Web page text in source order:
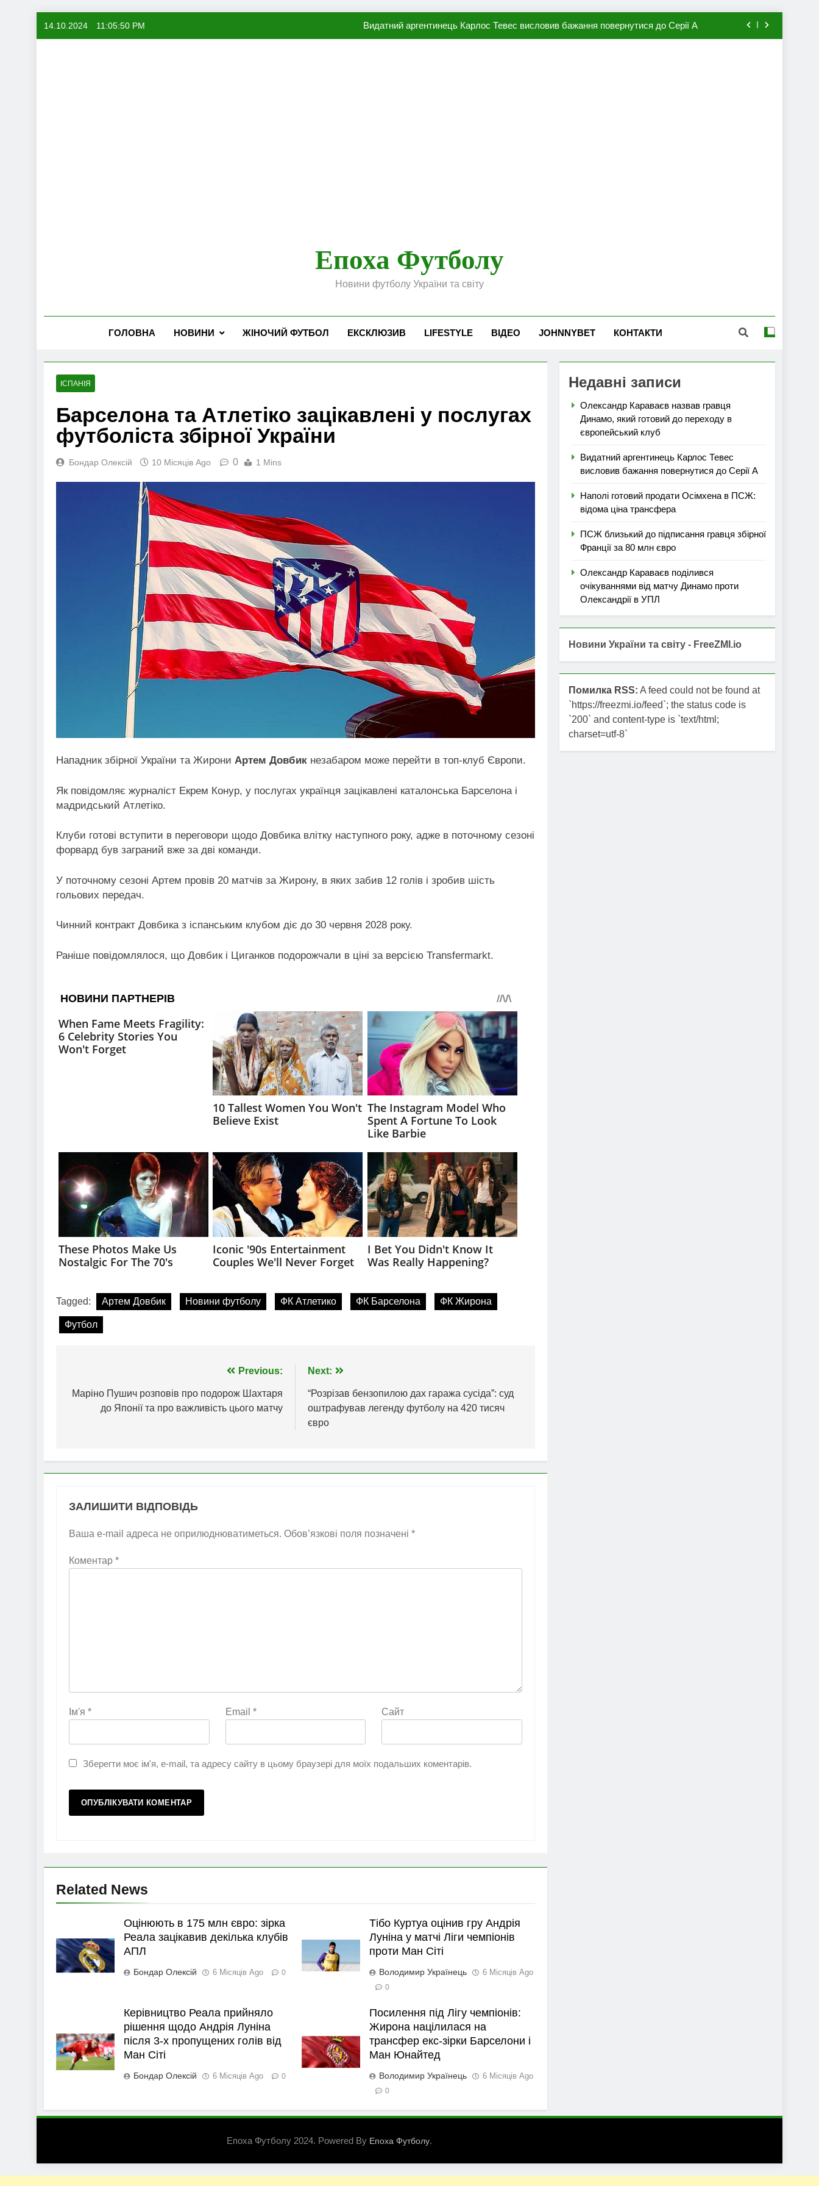
14.10.2024 11:05:51 PM Видатний аргентинець Карлос Тевес висловив бажання повернутися до Серії А
Епоха Футболу
Новини футболу України та світу
ГОЛОВНА НОВИНИ ЖІНОЧИЙ ФУТБОЛ ЕКСКЛЮЗИВ LIFESTYLE ВІДЕО JOHNNYBET КОНТАКТИ
ІСПАНІЯ
Барселона та Атлетіко зацікавлені у послугах
футболіста збірної України
Бондар Олексій 10 Місяців Ago 0 1 Mins
Нападник збірної України та Жирони Артем Довбик незабаром може перейти в топ-клуб Європи.
Як повідомляє журналіст Екрем Конур, у послугах українця зацікавлені каталонська Барселона і
мадридський Атлетіко.
Клуби готові вступити в переговори щодо Довбика влітку наступного року, адже в поточному сезоні
форвард був заграний вже за дві команди.
У поточному сезоні Артем провів 20 матчів за Жирону, в яких забив 12 голів і зробив шість
гольових передач.
Чинний контракт Довбика з іспанським клубом діє до 30 червня 2028 року.
Раніше повідомлялося, що Довбик і Циганков подорожчали в ціні за версією Transfermarkt.
Tagged: Артем Довбик Новини футболу ФК Атлетико ФК Барселона ФК Жирона
Футбол
записів
Previous:
Маріно Пушич розповів про подорож Шахтаря
до Японії та про важливість цього матчу
Next:
“Розрізав бензопилою дах гаража сусіда”: суд
оштрафував легенду футболу на 420 тисяч
євро
ЗАЛИШИТИ ВІДПОВІДЬ
Ваша e-mail адреса не оприлюднюватиметься. Обов’язкові поля позначені *
Коментар *
Ім'я * Email * Сайт
Зберегти моє ім'я, e-mail, та адресу сайту в цьому браузері для моїх подальших коментарів.
Related News
Оцінюють в 175 млн євро: зірка
Реала зацікавив декілька клубів
АПЛ
Бондар Олексій 6 Місяців Ago 0
Тібо Куртуа оцінив гру Андрія
Луніна у матчі Ліги чемпіонів
проти Ман Сіті
Володимир Українець 6 Місяців Ago
0
Керівництво Реала прийняло
рішення щодо Андрія Луніна
після 3-х пропущених голів від
Ман Сіті
Бондар Олексій 6 Місяців Ago 0
Посилення під Лігу чемпіонів:
Жирона націлилася на
трансфер екс-зірки Барселони і
Ман Юнайтед
Володимир Українець 6 Місяців Ago
0
Недавні записи
Олександр Караваєв назвав гравця
Динамо, який готовий до переходу в
європейський клуб
Видатний аргентинець Карлос Тевес
висловив бажання повернутися до Серії А
Наполі готовий продати Осімхена в ПСЖ:
відома ціна трансфера
ПСЖ близький до підписання гравця збірної
Франції за 80 млн євро
Олександр Караваєв поділився
очікуваннями від матчу Динамо проти
Олександрії в УПЛ
Новини України та світу - FreeZMI.io
Помилка RSS: A feed could not be found at
`https://freezmi.io/feed`; the status code is
`200` and content-type is `text/html;
charset=utf-8`
Епоха Футболу 2024. Powered By Епоха Футболу.